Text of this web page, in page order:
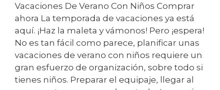
Vacaciones De Verano Con Niños Comprar
ahora La temporada de vacaciones ya está
aquí. ¡Haz la maleta y vámonos! Pero ¡espera!
No es tan fácil como parece, planificar unas
vacaciones de verano con niños requiere un
gran esfuerzo de organización, sobre todo si
tienes niños. Preparar el equipaje, llegar al